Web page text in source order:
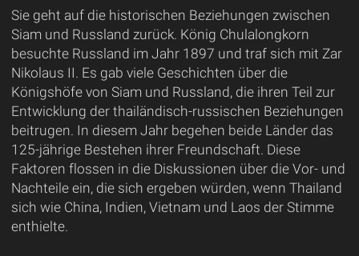
Sie geht auf die historischen Beziehungen zwischen
Siam und Russland zurück. König Chulalongkorn
besuchte Russland im Jahr 1897 und traf sich mit Zar
Nikolaus II. Es gab viele Geschichten über die
Königshöfe von Siam und Russland, die ihren Teil zur
Entwicklung der thailändisch-russischen Beziehungen
beitrugen. In diesem Jahr begehen beide Länder das
125-jährige Bestehen ihrer Freundschaft. Diese
Faktoren flossen in die Diskussionen über die Vor- und
Nachteile ein, die sich ergeben würden, wenn Thailand
sich wie China, Indien, Vietnam und Laos der Stimme
enthielte.